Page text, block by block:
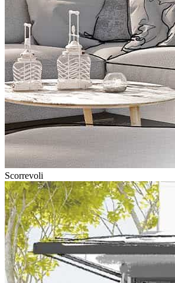
Scorrevoli